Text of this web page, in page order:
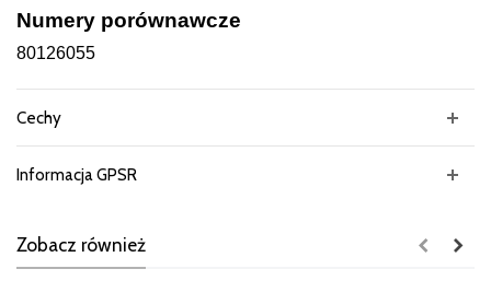
Numery porównawcze
80126055
Cechy
Informacja GPSR
Zobacz również